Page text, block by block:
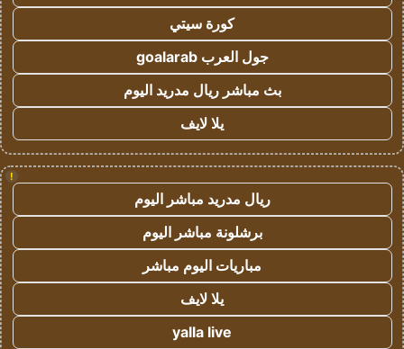
كورة سيتي
جول العرب goalarab
بث مباشر ريال مدريد اليوم
يلا لايف
!
ريال مدريد مباشر اليوم
برشلونة مباشر اليوم
مباريات اليوم مباشر
يلا لايف
yalla live